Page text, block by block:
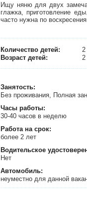
Ищу няню для двух
глажка, приготовление
часто нужна по
Количество детей:
2
Возраст детей:
Занятость:
Без проживания, Полная
Часы работы:
30-40 часов в неделю
Работа на срок:
более 2 лет
Водительское
Нет
Автомобиль:
неуместно для данной